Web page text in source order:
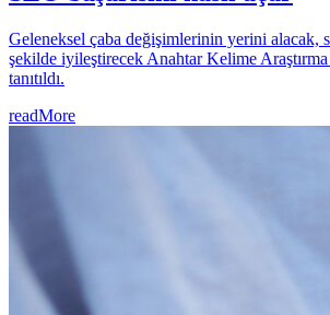
Geleneksel çaba değişimlerinin yerini alacak,
şekilde iyileştirecek Anahtar Kelime
tanıtıldı.
readMore